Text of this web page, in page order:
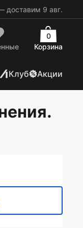
доставим 9 авг.
Корзина
0
Клуб Акции